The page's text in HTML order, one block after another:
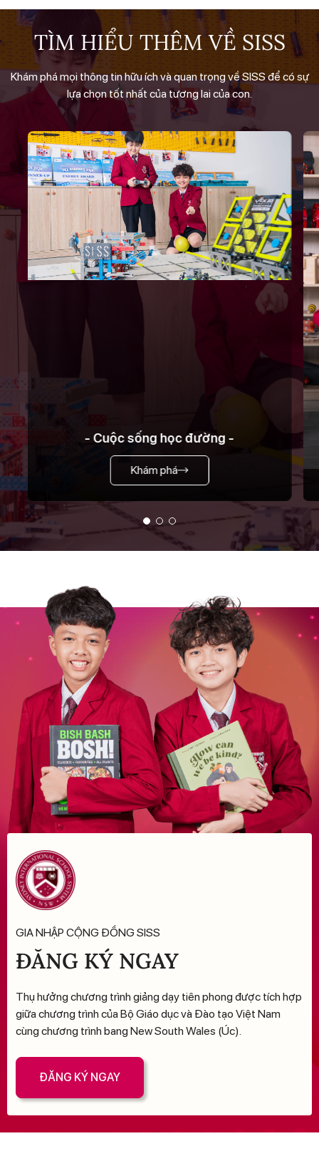
TÌM HIỂU THÊM VỀ SISS
Khám phá mọi thông tin hữu ích và quan trọng về SISS để có sự
lựa chọn tốt nhất của tương lai của con.
- Cuộc sống học đường -
Khám phá
GIA NHẬP CỘNG ĐỒNG SISS
ĐĂNG KÝ NGAY
Thụ hưởng chương trình giảng dạy tiên phong được tích hợp
giữa chương trình của Bộ Giáo dục và Đào tạo Việt Nam
cùng chương trình bang New South Wales (Úc).
ĐĂNG KÝ NGAY